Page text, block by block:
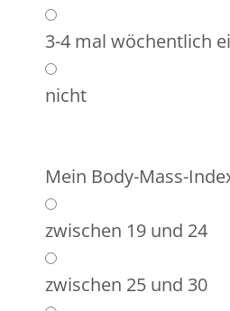
3-4 mal wöchentlich
nicht
Mein Body-Mass-
zwischen 19 und 24
zwischen 25 und 30